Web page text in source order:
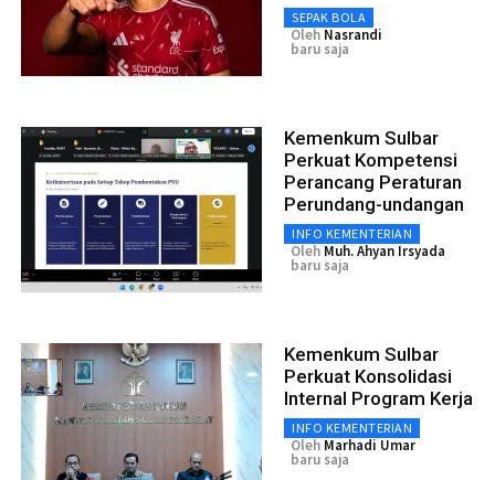
SEPAK BOLA
Oleh Nasrandi
baru saja
Kemenkum Sulbar
Perkuat Kompetensi
Perancang Peraturan
Perundang-undangan
INFO KEMENTERIAN
Oleh Muh. Ahyan Irsyada
baru saja
Kemenkum Sulbar
Perkuat Konsolidasi
Internal Program Kerja
INFO KEMENTERIAN
Oleh Marhadi Umar
baru saja